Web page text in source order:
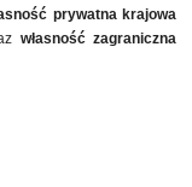
prywatna krajowa
własność zagraniczna